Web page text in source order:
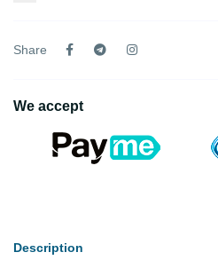
Share
We accept
Description